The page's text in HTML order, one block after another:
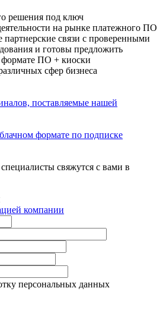
решения под ключ
на рынке платежного ПО
связи с проверенными
и готовы предложить
ПО + киоски
сфер бизнеса
поставляемые нашей
формате по подписке
свяжутся с вами в
компании
персональных данных